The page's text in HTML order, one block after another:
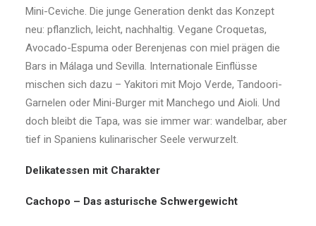
Mini-Ceviche. Die junge Generation denkt das Konzept
neu: pflanzlich, leicht, nachhaltig. Vegane Croquetas,
Avocado-Espuma oder Berenjenas con miel prägen die
Bars in Málaga und Sevilla. Internationale Einflüsse
mischen sich dazu – Yakitori mit Mojo Verde, Tandoori-
Garnelen oder Mini-Burger mit Manchego und Aioli. Und
doch bleibt die Tapa, was sie immer war: wandelbar, aber
tief in Spaniens kulinarischer Seele verwurzelt.
Delikatessen mit Charakter
Cachopo – Das asturische Schwergewicht